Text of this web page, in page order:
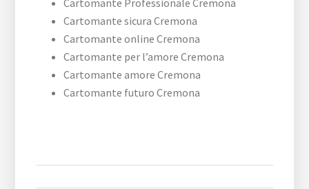
Cartomante sicura Cremona
Cartomante online Cremona
Cartomante per l’amore Cremona
Cartomante amore Cremona
Cartomante futuro Cremona